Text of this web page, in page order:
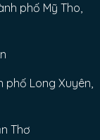
phố Mỹ Tho,
phố Long Xuyên,
Thơ